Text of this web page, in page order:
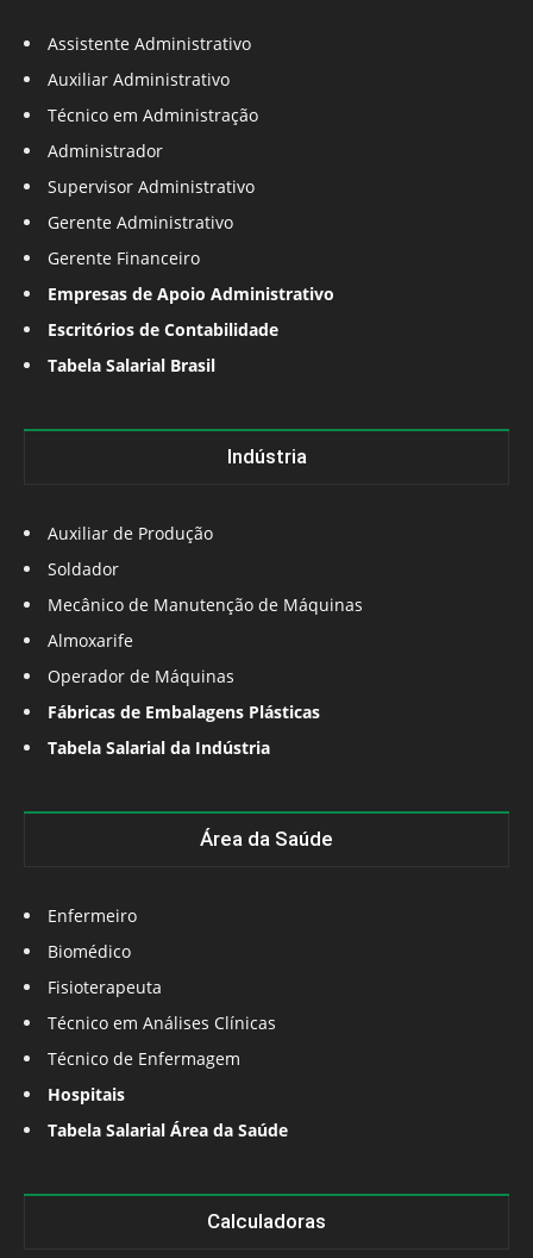
Assistente Administrativo
Auxiliar Administrativo
Técnico em Administração
Administrador
Supervisor Administrativo
Gerente Administrativo
Gerente Financeiro
Empresas de Apoio Administrativo
Escritórios de Contabilidade
Tabela Salarial Brasil
Indústria
Auxiliar de Produção
Soldador
Mecânico de Manutenção de Máquinas
Almoxarife
Operador de Máquinas
Fábricas de Embalagens Plásticas
Tabela Salarial da Indústria
Área da Saúde
Enfermeiro
Biomédico
Fisioterapeuta
Técnico em Análises Clínicas
Técnico de Enfermagem
Hospitais
Tabela Salarial Área da Saúde
Calculadoras